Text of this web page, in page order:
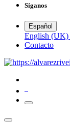
Síganos
Español
English (UK)
​Contacto